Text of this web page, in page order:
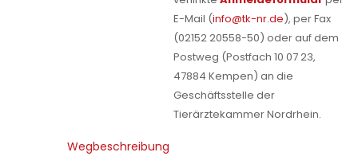
E-Mail (info@tk-nr.de), per Fax
(02152 20558-50) oder auf dem
Postweg (Postfach 10 07 23,
47884 Kempen) an die
Geschäftsstelle der
Tierärztekammer Nordrhein.
Wegbeschreibung